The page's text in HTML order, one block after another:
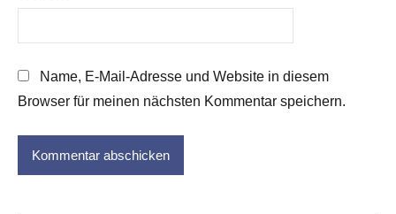
Name, E-Mail-Adresse und Website in diesem
Browser für meinen nächsten Kommentar speichern.